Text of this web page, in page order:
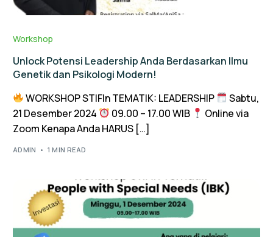
Workshop
Unlock Potensi Leadership Anda Berdasarkan Ilmu
Genetik dan Psikologi Modern!
WORKSHOP STIFIn TEMATIK: LEADERSHIP
Sabtu,
21 Desember 2024
09.00 – 17.00 WIB
Online via
Zoom Kenapa Anda HARUS […]
ADMIN 1 MIN READ